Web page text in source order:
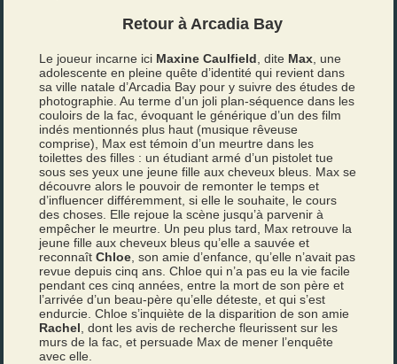
Retour à Arcadia Bay
Le joueur incarne ici Maxine Caulfield , dite Max , une
adolescente en pleine quête d’identité qui revient dans
sa ville natale d’Arcadia Bay pour y suivre des études de
photographie. Au terme d’un joli plan-séquence dans les
couloirs de la fac, évoquant le générique d’un des film
indés mentionnés plus haut (musique rêveuse
comprise), Max est témoin d’un meurtre dans les
toilettes des filles : un étudiant armé d’un pistolet tue
sous ses yeux une jeune fille aux cheveux bleus. Max se
découvre alors le pouvoir de remonter le temps et
d’influencer différemment, si elle le souhaite, le cours
des choses. Elle rejoue la scène jusqu’à parvenir à
empêcher le meurtre. Un peu plus tard, Max retrouve la
jeune fille aux cheveux bleus qu’elle a sauvée et
reconnaîtChloe , son amie d’enfance, qu’elle n’avait pas
revue depuis cinq ans. Chloe qui n’a pas eu la vie facile
pendant ces cinq années, entre la mort de son père et
l’arrivée d’un beau-père qu’elle déteste, et qui s’est
endurcie. Chloe s’inquiète de la disparition de son amie
Rachel , dont les avis de recherche fleurissent sur les
murs de la fac, et persuade Max de mener l’enquête
avec elle.